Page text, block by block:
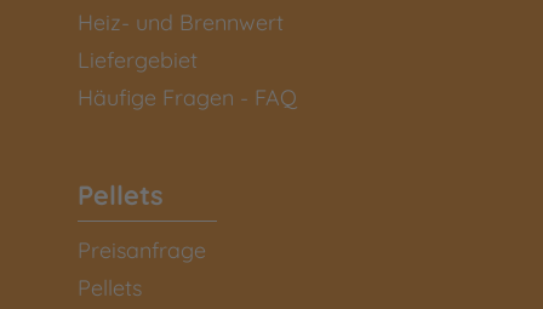
Heiz- und Brennwert
Liefergebiet
Häufige Fragen - FAQ
Pellets
Preisanfrage
Pellets